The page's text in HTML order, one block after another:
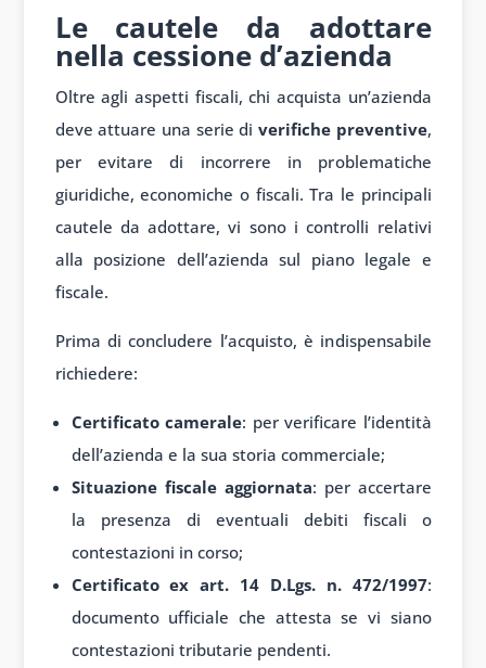
Le cautele da adottare
nella cessione d’azienda
Oltre agli aspetti fiscali, chi acquista un’azienda
deve attuare una serie di verifiche preventive,
per evitare di incorrere in problematiche
giuridiche, economiche o fiscali. Tra le principali
cautele da adottare, vi sono i controlli relativi
alla posizione dell’azienda sul piano legale e
fiscale.
Prima di concludere l’acquisto, è indispensabile
richiedere:
Certificato camerale: per verificare l’identità
dell’azienda e la sua storia commerciale;
Situazione fiscale aggiornata: per accertare
la presenza di eventuali debiti fiscali o
contestazioni in corso;
Certificato ex art. 14 D.Lgs. n. 472/1997:
documento ufficiale che attesta se vi siano
contestazioni tributarie pendenti.